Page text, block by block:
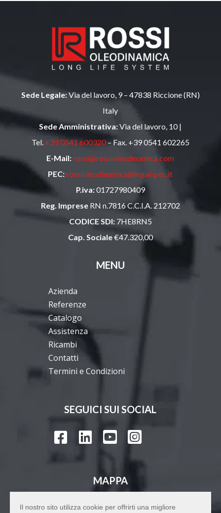
Sede Legale:Via del lavoro, 9 – 47838 Riccione (RN)
Italy
Sede Amministrativa:Via del lavoro, 10 |
Tel. +39 0541 600320– Fax. +39 0541 602265
E-Mail:rossi@rossioleodinamica.com
PEC:rossioleodinamica@legal-pec.it
P.iva:01727980409
Reg. ImpreseRN n.7816 C.C.I.A. 212702
CODICE SDI: 7HE8RN5
Cap. Sociale€47.320,00
MENU
Azienda
Referenze
Catalogo
Assistenza
Ricambi
Contatti
Termini e Condizioni
SEGUICI SUI SOCIAL
   
MAPPA
Il nostro sito utilizza cookie per offrirti una migliore